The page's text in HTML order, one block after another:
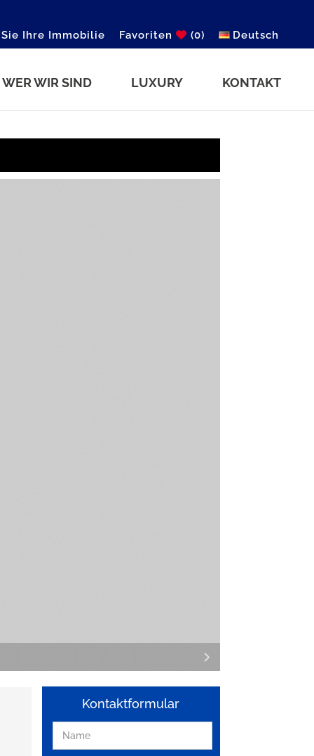
Ihre Immobilie Favoriten (0) Deutsch
WER WIR SIND LUXURY KONTAKT
Kontaktformular